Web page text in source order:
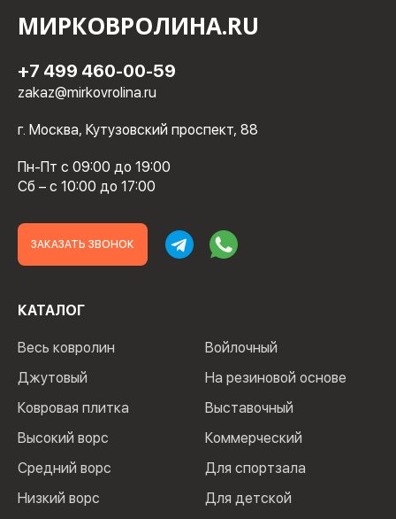
МИРКОВРОЛИНА.RU
+7 499 460-00-59
zakaz@mirkovrolina.ru
г. Москва, Кутузовский проспект, 88
Пн-Пт с 09:00 до 19:00
Сб – с 10:00 до 17:00
ЗАКАЗАТЬ ЗВОНОК
КАТАЛОГ
Весь ковролин
Джутовый
Ковровая плитка
Высокий ворс
Средний ворс
Низкий ворс
Войлочный
На резиновой основе
Выставочный
Коммерческий
Для спортзала
Для детской